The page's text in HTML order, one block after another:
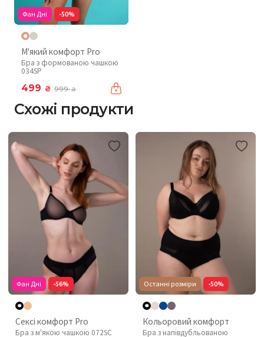
Фан Дні -50%
М'який комфорт Pro
Бра з формованою чашкою
034SP
499 ₴ 999₴
Схожі продукти
Фан Дні -56%
Сексі комфорт Pro
Бра з м'якою чашкою 072SC
Останні розміри -50%
Кольоровий комфорт
Бра з напівдубльованою